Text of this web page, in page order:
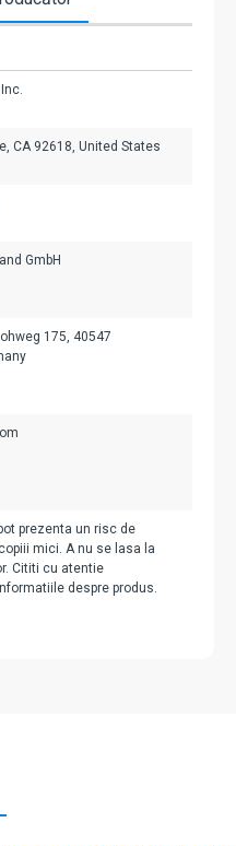
CA 92618, United States
GmbH
175, 40547
prezenta un risc de
mici. A nu se lasa la
Cititi cu atentie
despre produs.